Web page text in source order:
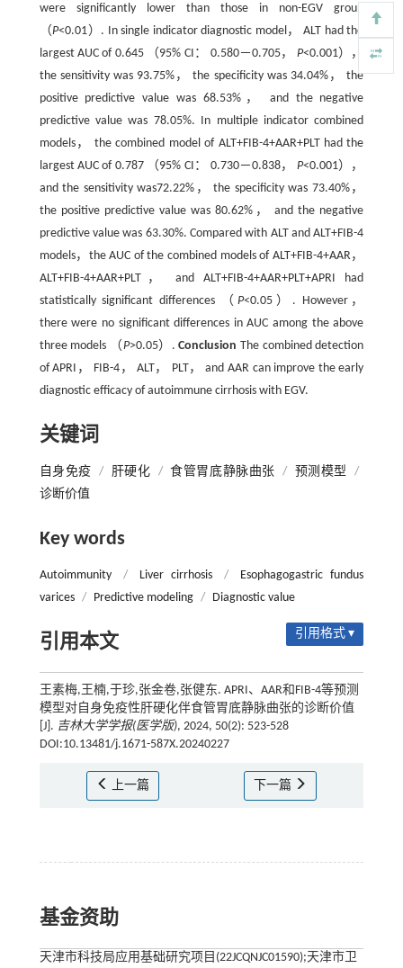
were significantly lower than those in non-EGV group
（P<0.01）. In single indicator diagnostic model， ALT had the
largest AUC of 0.645 （95% CI： 0.580－0.705， P<0.001），
the sensitivity was 93.75%， the specificity was 34.04%， the
positive predictive value was 68.53%， and the negative
predictive value was 78.05%. In multiple indicator combined
models， the combined model of ALT+FIB-4+AAR+PLT had the
largest AUC of 0.787 （95% CI： 0.730－0.838， P<0.001），
and the sensitivity was72.22%， the specificity was 73.40%，
the positive predictive value was 80.62%， and the negative
predictive value was 63.30%. Compared with ALT and ALT+FIB-4
models，the AUC of the combined models of ALT+FIB-4+AAR，
ALT+FIB-4+AAR+PLT， and ALT+FIB-4+AAR+PLT+APRI had
statistically significant differences （ P<0.05）. However，
there were no significant differences in AUC among the above
three models （P>0.05）.Conclusion The combined detection
of APRI， FIB-4， ALT， PLT， and AAR can improve the early
diagnostic efficacy of autoimmune cirrhosis with EGV.
关键词
自身免疫 / 肝硬化 / 食管胃底静脉曲张 / 预测模型
/
诊断价值
Key words
Autoimmunity / Liver cirrhosis /
Esophagogastric fundus
varices / Predictive modeling / Diagnostic value
引用本文 引用格式 ▾
王素梅,王楠,于珍,张金卷,张健东. APRI、AAR和FIB-4等预测
模型对自身免疫性肝硬化伴食管胃底静脉曲张的诊断价值
[J]. 吉林大学学报(医学版), 2024, 50(2): 523-528
DOI:10.13481/j.1671-587X.20240227
上一篇 下一篇
基金资助
天津市科技局应用基础研究项目(22JCQNJC01590);天津市卫